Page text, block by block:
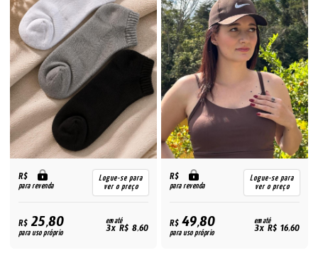
R$
para revenda
Logue-se para
ver o preço
R$25,80
para uso próprio
em até
3x R$ 8,60
R$
para revenda
Logue-se para
ver o preço
R$49,80
para uso próprio
em até
3x R$ 16,60